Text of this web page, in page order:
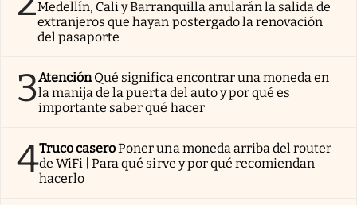
Medellín, Cali y Barranquilla anularán la salida de
extranjeros que hayan postergado la renovación
del pasaporte
3AtenciónQué significa encontrar una moneda en
la manija de la puerta del auto y por qué es
importante saber qué hacer
4Truco caseroPoner una moneda arriba del router
de WiFi | Para qué sirve y por qué recomiendan
hacerlo